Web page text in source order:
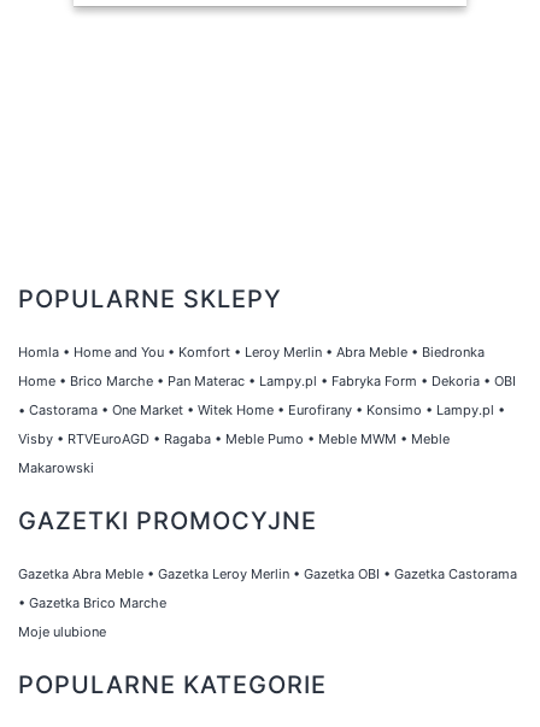
POPULARNE SKLEPY
Homla • Home and You • Komfort • Leroy Merlin • Abra Meble • Biedronka
Home • Brico Marche • Pan Materac • Lampy.pl • Fabryka Form • Dekoria • OBI
• Castorama • One Market • Witek Home • Eurofirany • Konsimo • Lampy.pl •
Visby • RTVEuroAGD • Ragaba • Meble Pumo • Meble MWM • Meble
Makarowski
GAZETKI PROMOCYJNE
Gazetka Abra Meble • Gazetka Leroy Merlin • Gazetka OBI • Gazetka Castorama
• Gazetka Brico Marche
Moje ulubione
POPULARNE KATEGORIE